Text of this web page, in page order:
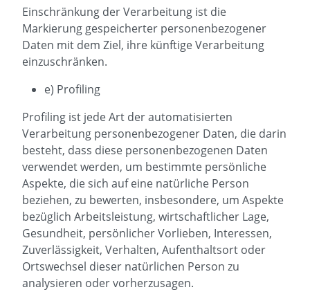
Einschränkung der Verarbeitung ist die
Markierung gespeicherter personenbezogener
Daten mit dem Ziel, ihre künftige Verarbeitung
einzuschränken.
e) Profiling
Profiling ist jede Art der automatisierten
Verarbeitung personenbezogener Daten, die darin
besteht, dass diese personenbezogenen Daten
verwendet werden, um bestimmte persönliche
Aspekte, die sich auf eine natürliche Person
beziehen, zu bewerten, insbesondere, um Aspekte
bezüglich Arbeitsleistung, wirtschaftlicher Lage,
Gesundheit, persönlicher Vorlieben, Interessen,
Zuverlässigkeit, Verhalten, Aufenthaltsort oder
Ortswechsel dieser natürlichen Person zu
analysieren oder vorherzusagen.